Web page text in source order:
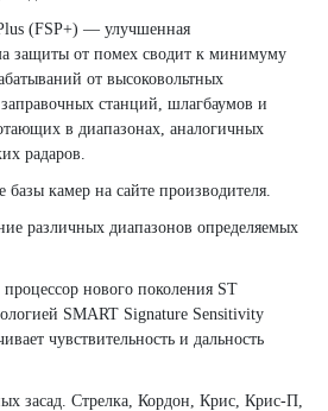
(FSP+) — улучшенная
защиты от помех сводит к минимуму
от высоковольтных
станций, шлагбаумов и
в диапазонах, аналогичных
радаров.
базы камер на сайте производителя.
различных диапазонов определяемых
нового поколения ST
SMART Signature Sensitivity
чувствительность и дальность
засад. Стрелка, Кордон, Крис, Крис-П,